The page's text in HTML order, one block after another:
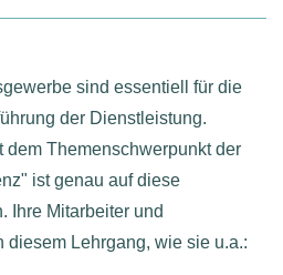
sind essentiell für die
der Dienstleistung.
dem Themenschwerpunkt der
ist genau auf diese
Ihre Mitarbeiter und
diesem Lehrgang, wie sie u.a.: